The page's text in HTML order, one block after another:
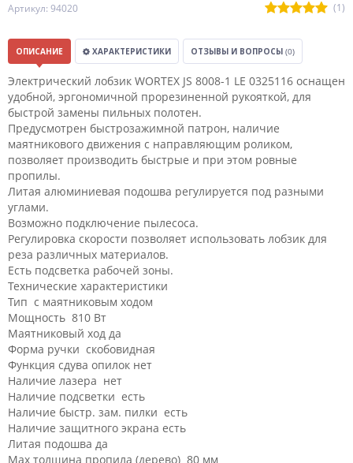
Артикул: 94020 (1)
ОПИСАНИЕ ХАРАКТЕРИСТИКИ ОТЗЫВЫ И ВОПРОСЫ (0)
Электрический лобзик WORTEX JS 8008-1 LE 0325116 оснащен
удобной, эргономичной прорезиненной рукояткой, для
быстрой замены пильных полотен.
Предусмотрен быстрозажимной патрон, наличие
маятникового движения с направляющим роликом,
позволяет производить быстрые и при этом ровные
пропилы.
Литая алюминиевая подошва регулируется под разными
углами.
Возможно подключение пылесоса.
Регулировка скорости позволяет использовать лобзик для
реза различных материалов.
Есть подсветка рабочей зоны.
Технические характеристики
Тип с маятниковым ходом
Мощность 810 Вт
Маятниковый ход да
Форма ручки скобовидная
Функция сдува опилок нет
Наличие лазера нет
Наличие подсветки есть
Наличие быстр. зам. пилки есть
Наличие защитного экрана есть
Литая подошва да
Мах толщина пропила (дерево) 80 мм